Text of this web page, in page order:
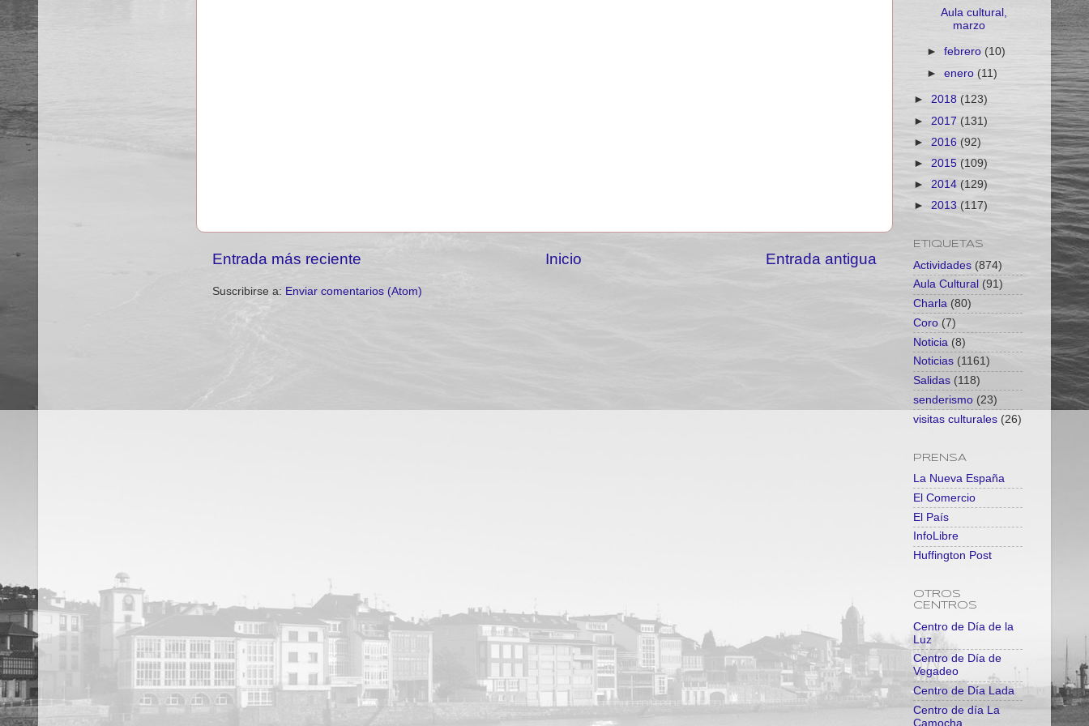
Entrada más reciente Entrada antigua
Inicio
Suscribirse a: Enviar comentarios (Atom)
Aula cultural,
marzo
►febrero (10)
►enero (11)
► 2018 (123)
► 2017 (131)
► 2016 (92)
► 2015 (109)
► 2014 (129)
► 2013 (117)
ETIQUETAS
Actividades (874)
Aula Cultural (91)
Charla (80)
Coro (7)
Noticia (8)
Noticias (1161)
Salidas (118)
senderismo (23)
visitas culturales (26)
PRENSA
La Nueva España
El Comercio
El País
InfoLibre
Huffington Post
OTROS
CENTROS
Centro de Día de la
Luz
Centro de Día de
Vegadeo
Centro de Día Lada
Centro de día La
Camocha